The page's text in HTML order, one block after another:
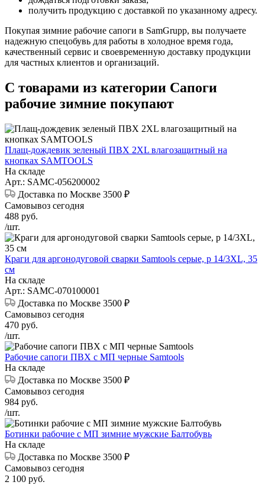
получить продукцию с доставкой по указанному адресу.
Покупая зимние рабочие сапоги в SamGrupp, вы получаете
надежную спецобувь для работы в холодное время года,
качественный сервис и своевременную доставку продукции
для частных клиентов и организаций.
С товарами из категории Сапоги
рабочие зимние покупают
Плащ-дождевик зеленый ПВХ 2XL влагозащитный на
кнопках SAMTOOLS
На складе
Арт.: SAMC-056200002
Доставка по Москве 3500 ₽
Самовывоз сегодня
488 руб.
/шт.
Краги для аргонодуговой сварки Samtools серые, р 14/3XL, 35
см
На складе
Арт.: SAMC-070100001
Доставка по Москве 3500 ₽
Самовывоз сегодня
470 руб.
/шт.
Рабочие cапоги ПВХ с МП черные Samtools
На складе
Доставка по Москве 3500 ₽
Самовывоз сегодня
984 руб.
/шт.
Ботинки рабочие с МП зимние мужские Балтобувь
На складе
Доставка по Москве 3500 ₽
Самовывоз сегодня
2 100 руб.